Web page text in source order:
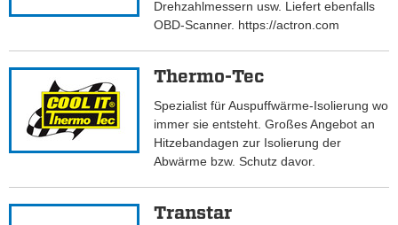
Drehzahlmessern usw. Liefert ebenfalls
OBD-Scanner. https://actron.com
Thermo-Tec
Spezialist für Auspuffwärme-Isolierung wo
immer sie entsteht. Großes Angebot an
Hitzebandagen zur Isolierung der
Abwärme bzw. Schutz davor.
Transtar